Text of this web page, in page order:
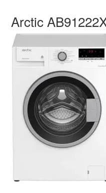
Arctic